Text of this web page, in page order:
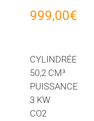
999,00€
CYLINDRÉE
50,2 CM³
PUISSANCE
3 KW
CO2